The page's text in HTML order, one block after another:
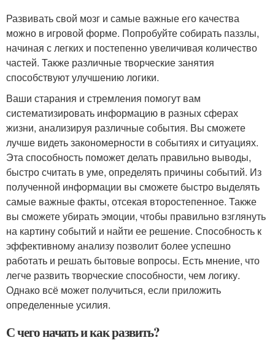
Развивать свой мозг и самые важные его качества
можно в игровой форме. Попробуйте собирать паззлы,
начиная с легких и постепенно увеличивая количество
частей. Также различные творческие занятия
способствуют улучшению логики.
Ваши старания и стремления помогут вам
систематизировать информацию в разных сферах
жизни, анализируя различные события. Вы сможете
лучше видеть закономерности в событиях и ситуациях.
Эта способность поможет делать правильно выводы,
быстро считать в уме, определять причины событий. Из
полученной информации вы сможете быстро выделять
самые важные факты, отсекая второстепенное. Также
вы сможете убирать эмоции, чтобы правильно взглянуть
на картину событий и найти ее решение. Способность к
эффективному анализу позволит более успешно
работать и решать бытовые вопросы. Есть мнение, что
легче развить творческие способности, чем логику.
Однако всё может получиться, если приложить
определенные усилия.
С чего начать и как развить?